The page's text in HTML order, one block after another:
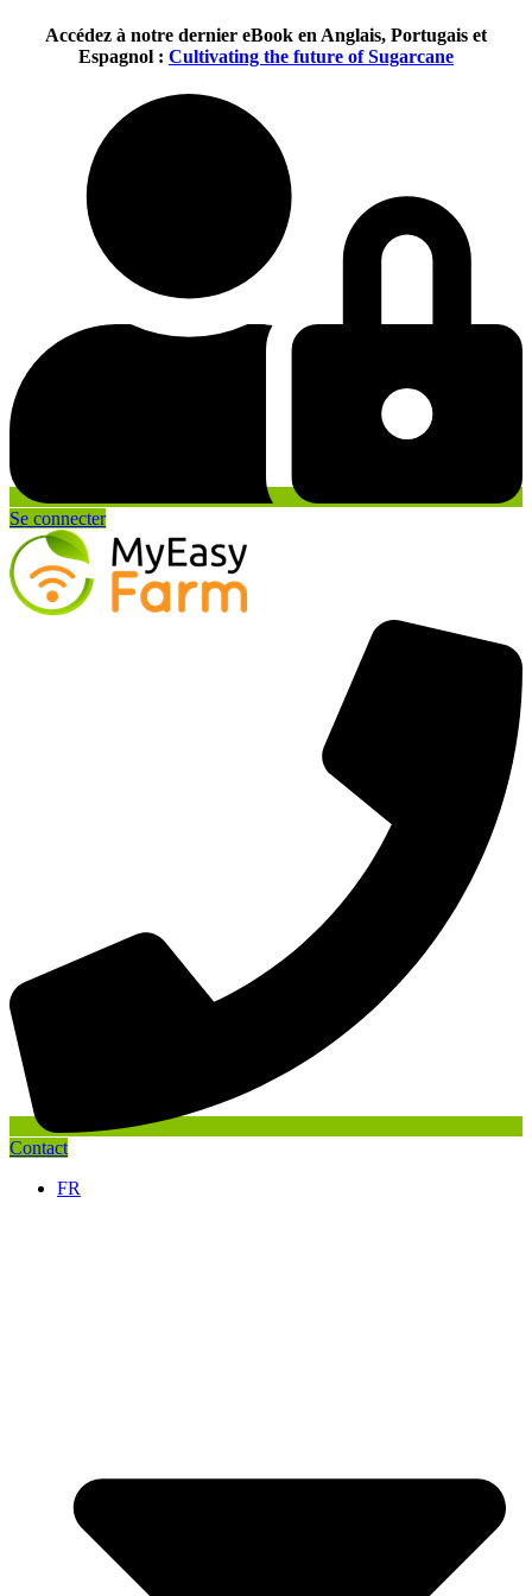
Accédez à notre dernier eBook en Anglais, Portugais et
Espagnol : Cultivating the future of Sugarcane
Se connecter
Contact
FR